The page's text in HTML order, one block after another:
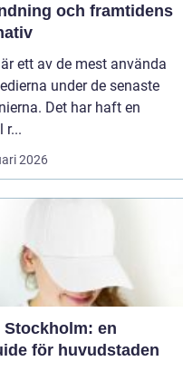
och framtidens
ett av de mest använda
under de senaste
Det har haft en
r...
2026
Stockholm: en
för huvudstaden